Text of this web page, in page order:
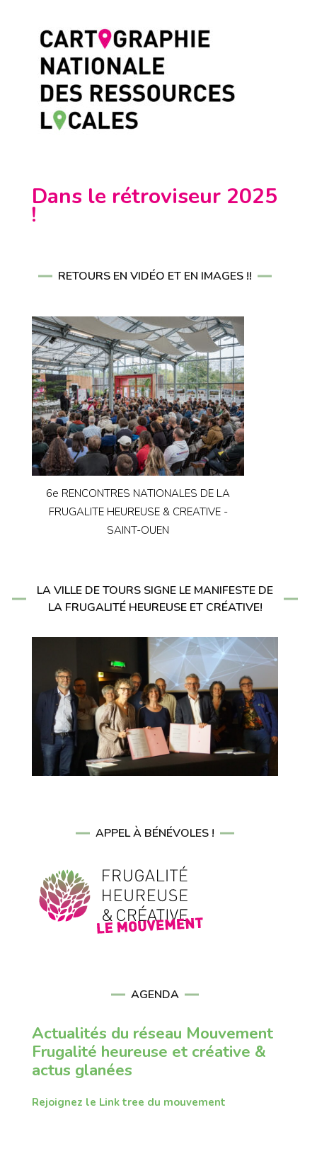
Dans le rétroviseur 2025
!
RETOURS EN VIDÉO ET EN IMAGES !!
6e RENCONTRES NATIONALES DE LA
FRUGALITE HEUREUSE & CREATIVE -
SAINT-OUEN
LA VILLE DE TOURS SIGNE LE MANIFESTE DE
LA FRUGALITÉ HEUREUSE ET CRÉATIVE!
APPEL À BÉNÉVOLES !
AGENDA
Actualités du réseau Mouvement
Frugalité heureuse et créative &
actus glanées
Rejoignez le Link tree du mouvement